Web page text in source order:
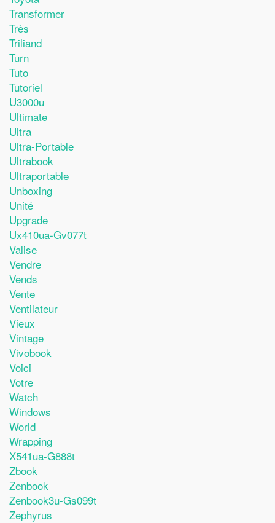
Transformer
Très
Triliand
Turn
Tuto
Tutoriel
U3000u
Ultimate
Ultra
Ultra-Portable
Ultrabook
Ultraportable
Unboxing
Unité
Upgrade
Ux410ua-Gv077t
Valise
Vendre
Vends
Vente
Ventilateur
Vieux
Vintage
Vivobook
Voici
Votre
Watch
Windows
World
Wrapping
X541ua-G888t
Zbook
Zenbook
Zenbook3u-Gs099t
Zephyrus